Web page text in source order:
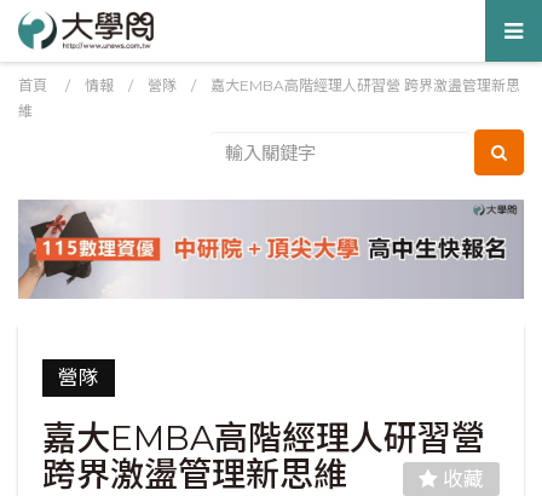
首頁 / 情報 / 營隊 / 嘉大EMBA高階經理人研習營 跨界激盪管理新思
維
營隊
嘉大EMBA高階經理人研習營
跨界激盪管理新思維
收藏